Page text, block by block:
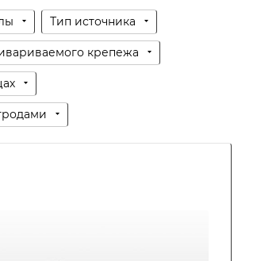
Тип источника
крепежа